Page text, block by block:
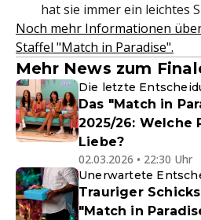
hat sie immer ein leichtes
Noch mehr Informationen
Staffel "Match in Paradise".
Mehr News zum
Die letzte
Das "Match in
2025/26: Welche
Liebe?
02.03.2026 • 22:30 Uhr
Unerwartete
Trauriger
"Match in